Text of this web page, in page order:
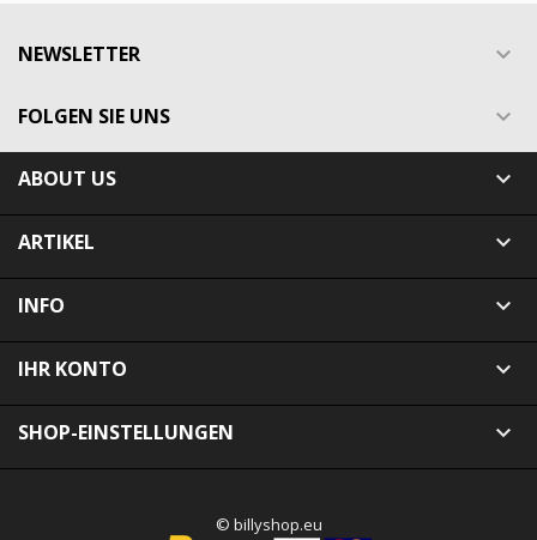
NEWSLETTER 
FOLGEN SIE UNS 
ABOUT US 
ARTIKEL 
INFO 
IHR KONTO 
SHOP-EINSTELLUNGEN 
© billyshop.eu